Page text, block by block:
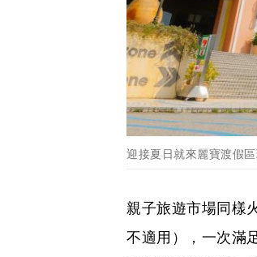
迎接夏日就來麗寶渡假
親子旅遊市場同樣
不適用），一次滿